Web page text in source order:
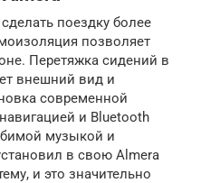
поездку более
позволяет
Перетяжка сидений в
внешний вид и
современной
и Bluetooth
музыкой и
в свою Almera
и это значительно